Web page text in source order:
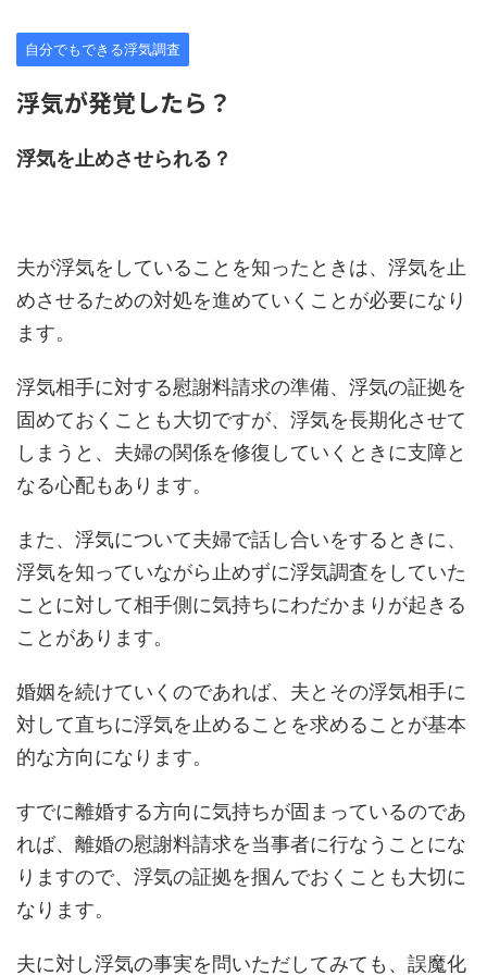
自分でもできる浮気調査
浮気が発覚したら？
浮気を止めさせられる？
夫が浮気をしていることを知ったときは、浮気を止
めさせるための対処を進めていくことが必要になり
ます。
浮気相手に対する慰謝料請求の準備、浮気の証拠を
固めておくことも大切ですが、浮気を長期化させて
しまうと、夫婦の関係を修復していくときに支障と
なる心配もあります。
また、浮気について夫婦で話し合いをするときに、
浮気を知っていながら止めずに浮気調査をしていた
ことに対して相手側に気持ちにわだかまりが起きる
ことがあります。
婚姻を続けていくのであれば、夫とその浮気相手に
対して直ちに浮気を止めることを求めることが基本
的な方向になります。
すでに離婚する方向に気持ちが固まっているのであ
れば、離婚の慰謝料請求を当事者に行なうことにな
りますので、浮気の証拠を掴んでおくことも大切に
なります。
夫に対し浮気の事実を問いただしてみても、誤魔化